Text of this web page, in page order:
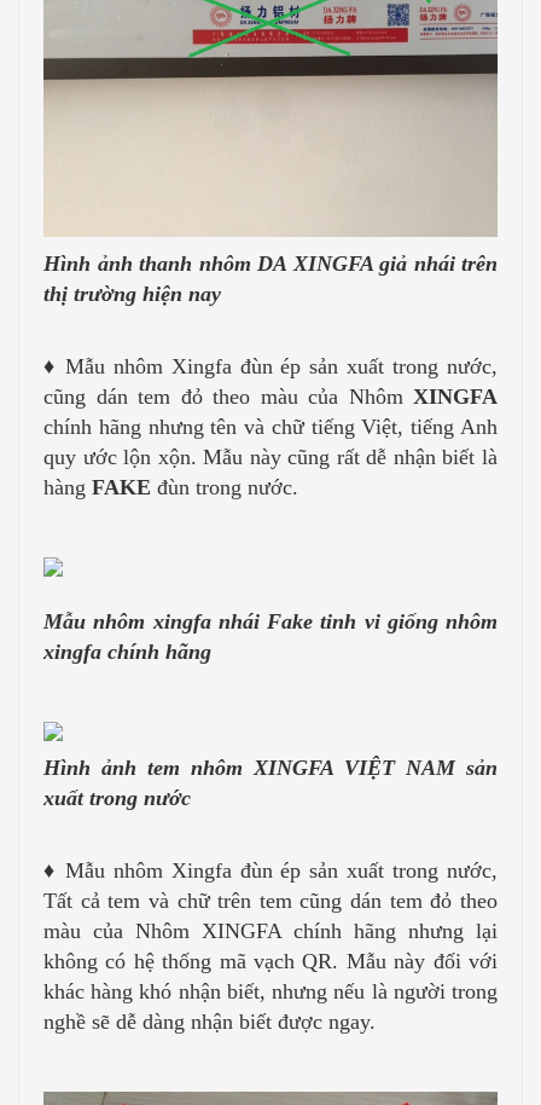
Hình ảnh thanh nhôm DA XINGFA giả nhái trên
thị trường hiện nay
♦ Mẫu nhôm Xingfa đùn ép sản xuất trong nước,
cũng dán tem đỏ theo màu của Nhôm XINGFA
chính hãng nhưng tên và chữ tiếng Việt, tiếng Anh
quy ước lộn xộn. Mẫu này cũng rất dễ nhận biết là
hàng FAKE đùn trong nước.
Mẫu nhôm xingfa nhái Fake tinh vi giống nhôm
xingfa chính hãng
Hình ảnh tem nhôm XINGFA VIỆT NAM sản
xuất trong nước
♦ Mẫu nhôm Xingfa đùn ép sản xuất trong nước,
Tất cả tem và chữ trên tem cũng dán tem đỏ theo
màu của Nhôm XINGFA chính hãng nhưng lại
không có hệ thống mã vạch QR. Mẫu này đối với
khác hàng khó nhận biết, nhưng nếu là người trong
nghề sẽ dễ dàng nhận biết được ngay.